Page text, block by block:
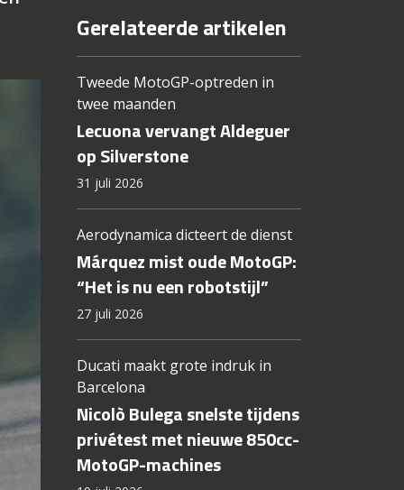
Gerelateerde artikelen
Tweede MotoGP-optreden in
twee maanden
Lecuona vervangt Aldeguer
op Silverstone
31 juli 2026
Aerodynamica dicteert de dienst
Márquez mist oude MotoGP:
“Het is nu een robotstijl”
27 juli 2026
Ducati maakt grote indruk in
Barcelona
Nicolò Bulega snelste tijdens
privétest met nieuwe 850cc-
MotoGP-machines